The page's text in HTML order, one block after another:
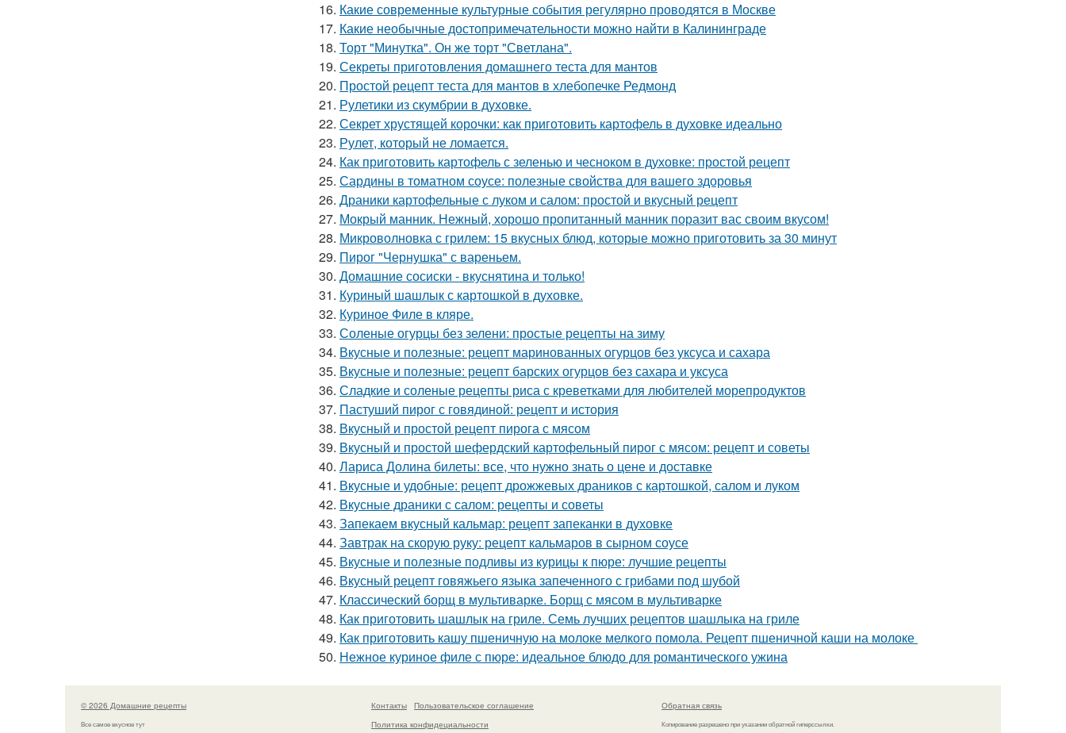
16. Какие современные культурные события регулярно проводятся в Москве
17. Какие необычные достопримечательности можно найти в Калининграде
18. Торт "Минутка". Он же торт "Светлана".
19. Секреты приготовления домашнего теста для мантов
20. Простой рецепт теста для мантов в хлебопечке Редмонд
21. Рулетики из скумбрии в духовке.
22. Секрет хрустящей корочки: как приготовить картофель в духовке идеально
23. Рулет, который не ломается.
24. Как приготовить картофель с зеленью и чесноком в духовке: простой рецепт
25. Сардины в томатном соусе: полезные свойства для вашего здоровья
26. Драники картофельные с луком и салом: простой и вкусный рецепт
27. Мокрый манник. Нежный, хорошо пропитанный манник поразит вас своим вкусом!
28. Микроволновка с грилем: 15 вкусных блюд, которые можно приготовить за 30 минут
29. Пирог "Чернушка" с вареньем.
30. Домашние сосиски - вкуснятина и только!
31. Куриный шашлык с картошкой в духовке.
32. Куриное Филе в кляре.
33. Соленые огурцы без зелени: простые рецепты на зиму
34. Вкусные и полезные: рецепт маринованных огурцов без уксуса и сахара
35. Вкусные и полезные: рецепт барских огурцов без сахара и уксуса
36. Сладкие и соленые рецепты риса с креветками для любителей морепродуктов
37. Пастуший пирог с говядиной: рецепт и история
38. Вкусный и простой рецепт пирога с мясом
39. Вкусный и простой шефердский картофельный пирог с мясом: рецепт и советы
40. Лариса Долина билеты: все, что нужно знать о цене и доставке
41. Вкусные и удобные: рецепт дрожжевых драников с картошкой, салом и луком
42. Вкусные драники с салом: рецепты и советы
43. Запекаем вкусный кальмар: рецепт запеканки в духовке
44. Завтрак на скорую руку: рецепт кальмаров в сырном соусе
45. Вкусные и полезные подливы из курицы к пюре: лучшие рецепты
46. Вкусный рецепт говяжьего языка запеченного с грибами под шубой
47. Классический борщ в мультиварке. Борщ с мясом в мультиварке
48. Как приготовить шашлык на гриле. Семь лучших рецептов шашлыка на гриле
49. Как приготовить кашу пшеничную на молоке мелкого помола. Рецепт пшеничной каши на молоке
50. Нежное куриное филе с пюре: идеальное блюдо для романтического ужина
© 2026 Домашние рецепты
Все самое вкусное тут
Контакты
Пользовательское соглашение
Политика конфидециальности
Обратная связь
Копирование разрешено при указании обратной гиперссылки.